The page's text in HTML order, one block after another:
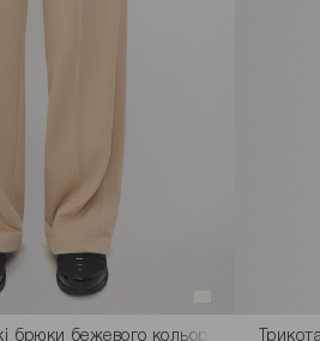
брюки бежевого кольору розмір L